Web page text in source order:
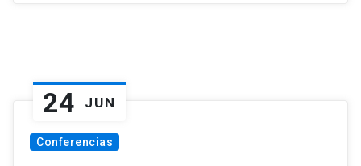
24 JUN
Conferencias